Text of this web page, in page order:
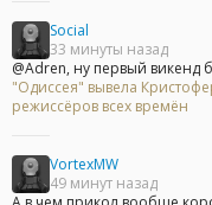
Social
33 минуты назад
@Adren, ну первый викенд
"Одиссея" вывела
режиссёров всех времён
VortexMW
49 минут назад